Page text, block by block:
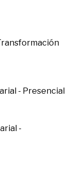
- Presencial
-